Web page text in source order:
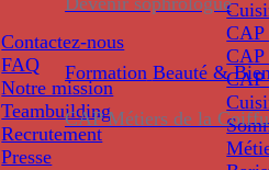
Formation Beauté &
CAP Métiers de la
Contactez-nous
FAQ
Notre mission
Teambuilding
Recrutement
Presse
CAP
CAP
CAP